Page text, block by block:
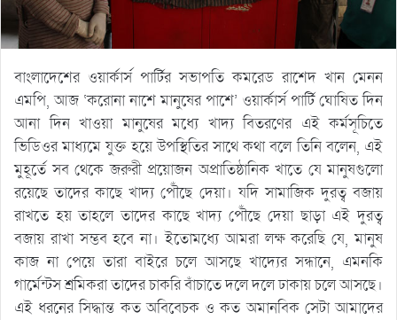
বাংলাদেশের ওয়ার্কার্স পার্টির সভাপতি কমরেড রাশেদ খান মেনন
এমপি, আজ ‘করোনা নাশে মানুষের পাশে’ ওয়ার্কার্স পার্টি ঘোষিত দিন
আনা দিন খাওয়া মানুষের মধ্যে খাদ্য বিতরণের এই কর্মসূচিতে
ভিডিওর মাধ্যমে যুক্ত হয়ে উপস্থিতির সাথে কথা বলে তিনি বলেন, এই
মুহূর্তে সব থেকে জরুরী প্রয়োজন অপ্রাতিষ্ঠানিক খাতে যে মানুষগুলো
রয়েছে তাদের কাছে খাদ্য পৌঁছে দেয়া। যদি সামাজিক দুরত্ব বজায়
রাখতে হয় তাহলে তাদের কাছে খাদ্য পৌঁছে দেয়া ছাড়া এই দুরত্ব
বজায় রাখা সম্ভব হবে না। ইতোমধ্যে আমরা লক্ষ করেছি যে, মানুষ
কাজ না পেয়ে তারা বাইরে চলে আসছে খাদ্যের সন্ধানে, এমনকি
গার্মেন্টস শ্রমিকরা তাদের চাকরি বাঁচাতে দলে দলে ঢাকায় চলে আসছে।
এই ধরনের সিদ্ধান্ত কত অবিবেচক ও কত অমানবিক সেটা আমাদের